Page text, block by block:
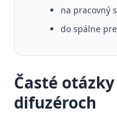
na pracovný
do spálne
Časté
difuzéroch